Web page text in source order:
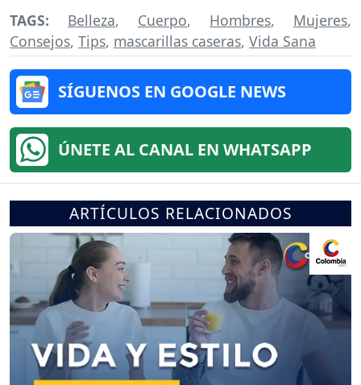
TAGS: Belleza, Cuerpo, Hombres, Mujeres,
Consejos, Tips, mascarillas caseras, Vida Sana
SÍGUENOS EN GOOGLE NEWS
ÚNETE AL CANAL EN WHATSAPP
ARTÍCULOS RELACIONADOS